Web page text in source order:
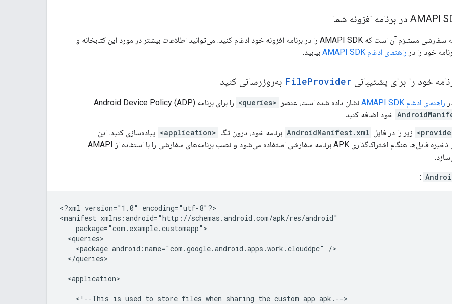
فرآیند مدیریت برنامه سفارشی مستلزم آن است که AMAPI SDK را در برنامه افزونه خود ادغام کنید. می‌توانید اطلاعات بیشتر در مورد این کتابخانه و
خود را در راهنمای ادغام AMAPI SDK بیابید.
خود را برای پشتیبانی FileProvider به‌روزرسانی کنید
راهنمای ادغام AMAPI SDK نشان داده شده است، عنصر <queries>
را برای برنامه Android Device Policy (ADP)
خود اضافه کنید.
زیر را در فایل AndroidManifest.xml برنامه خود، درون تگ <application>
پیاده‌سازی کنید. این
قطعه کد برای ذخیره فایل‌ها هنگام اشتراک‌گذاری APK برنامه سفارشی استفاده می‌شود و نصب برنامه‌های سفارشی را با استفاده از AMAPI
:
<?xml version="1.0"
encoding="utf-8"?>
<manifest
<package android:name="com.google.android.apps.work.clouddpc"
</queries>
<application>
<!--This is used to store files when sharing the custom app